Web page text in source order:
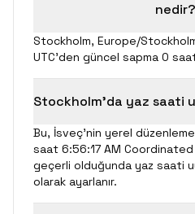
nedir?
Stockholm, Europe/
UTC'den güncel sapma 0
Stockholm'da yaz saati
Bu, İsveç'nin yerel
saat 6:56:17 AM
geçerli olduğunda yaz saati
olarak ayarlanır.